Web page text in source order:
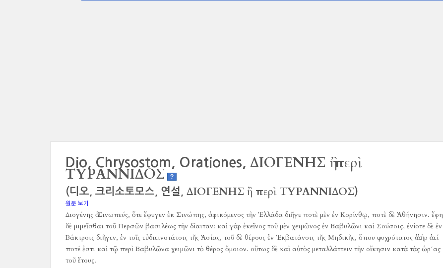
Dio, Chrysostom, Orationes, ΔΙΟΓΕΝΗΣ ἢ περὶ
ΤΥΡΑΝΝΙΔΟΣ ?
(디오, 크리소토모스, 연설, ΔΙΟΓΕΝΗΣ ἢ περὶ ΤΥΡΑΝΝΙΔΟΣ)
원문 보기
Διογένης ὁ Σινωπεύς, ὅτε ἔφυγεν ἐκ Σινώπης, ἀφικόμενος τὴν Ἑλλάδα διῆγε ποτὲ μὲν ἐν Κορίνθῳ, ποτὲ δὲ Ἀθήνησιν. ἔφη
δὲ μιμεῖσθαι τοῦ Περσῶν βασιλέως τὴν δίαιταν: καὶ γὰρ ἐκεῖνος τοῦ μὲν χειμῶνος ἐν Βαβυλῶνι καὶ Σούσοις, ἐνίοτε δὲ ἐν
Βάκτροις διῆγεν, ἐν τοῖς εὐδιεινοτάτοις τῆς Ἀσίας, τοῦ δὲ θέρους ἐν Ἐκβατάνοις τῆς Μηδικῆς, ὅπου ψυχρότατος ὁ ἀὴρ ἀεί
ποτέ ἐστι καὶ τῷ περὶ Βαβυλῶνα χειμῶνι τὸ θέρος ὅμοιον. οὕτως δὲ καὶ αὐτὸς μεταλλάττειν τὴν οἴκησιν κατὰ τὰς ὡρ´ας
τοῦ ἔτους.